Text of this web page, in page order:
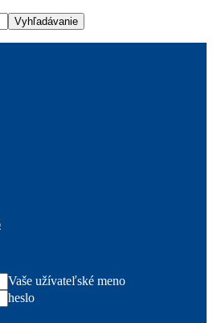
Vaše užívateľské meno
heslo